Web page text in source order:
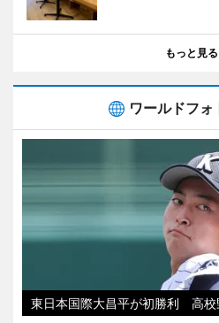
もっと見る
ワールドフォ
東日本国際大昌平が初勝利 高校